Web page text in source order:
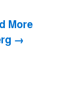
More